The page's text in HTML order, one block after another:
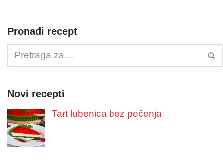
Pronađi recept
Novi recepti
Tart lubenica bez pečenja